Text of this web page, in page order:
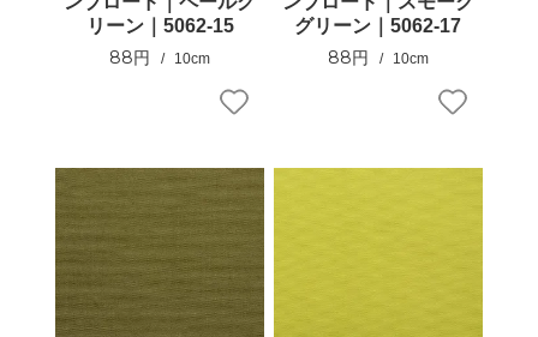
リーン｜5062-15
88円 10cm
グリーン｜5062-17
88円 10cm